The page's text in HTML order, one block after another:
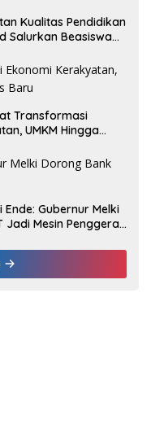
Kualitas Pendidikan
Salurkan Beasiswa
Transformasi
UMKM Hingga
Ende: Gubernur Melki
Jadi Mesin Penggerak